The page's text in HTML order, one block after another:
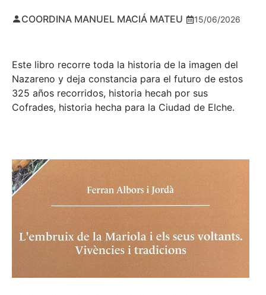
COORDINA MANUEL MACIÁ MATEU 15/06/2026
Este libro recorre toda la historia de la imagen del
Nazareno y deja constancia para el futuro de estos
325 años recorridos, historia hecah por sus
Cofrades, historia hecha para la Ciudad de Elche.